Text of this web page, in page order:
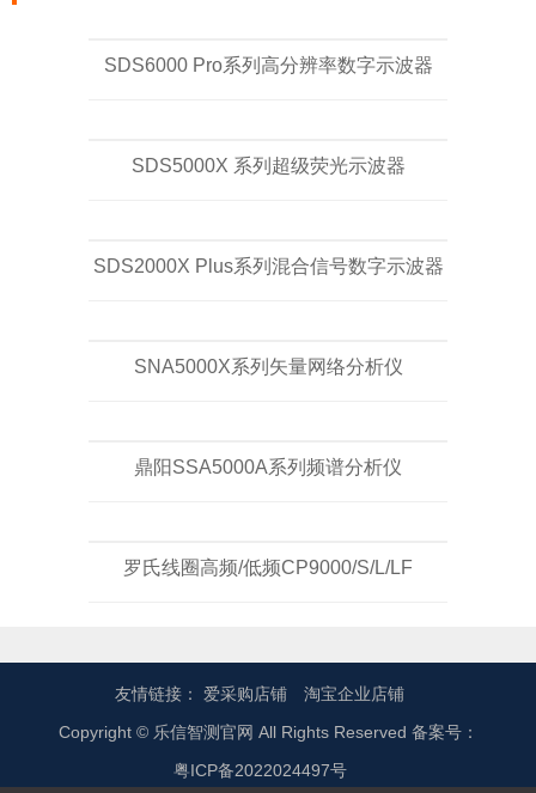
SDS6000 Pro系列高分辨率数字示波器
SDS5000X 系列超级荧光示波器
SDS2000X Plus系列混合信号数字示波器
SNA5000X系列矢量网络分析仪
鼎阳SSA5000A系列频谱分析仪
罗氏线圈高频/低频CP9000/S/L/LF
友情链接： 爱采购店铺
淘宝企业店铺
Copyright © 乐信智测官网 All Rights Reserved 备案号：
粤ICP备2022024497号